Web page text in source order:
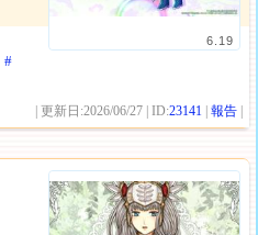
6.19
#
| 更新日:2026/06/27 | ID:23141 |報告